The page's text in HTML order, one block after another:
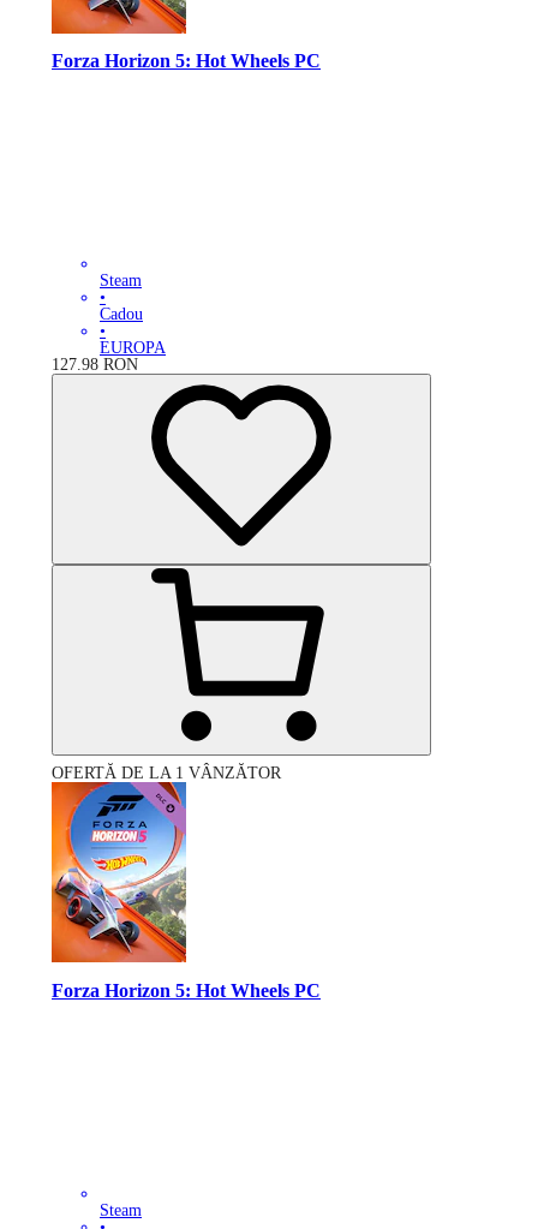
Forza Horizon 5: Hot Wheels PC
Steam
•
Cadou
•
EUROPA
127.98 RON
OFERTĂ DE LA 1 VÂNZĂTOR
Forza Horizon 5: Hot Wheels PC
Steam